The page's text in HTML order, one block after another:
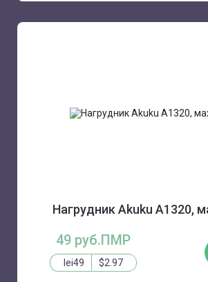
Нагрудник Akuku A1320,
49 руб.ПМР
lei49 $2.97